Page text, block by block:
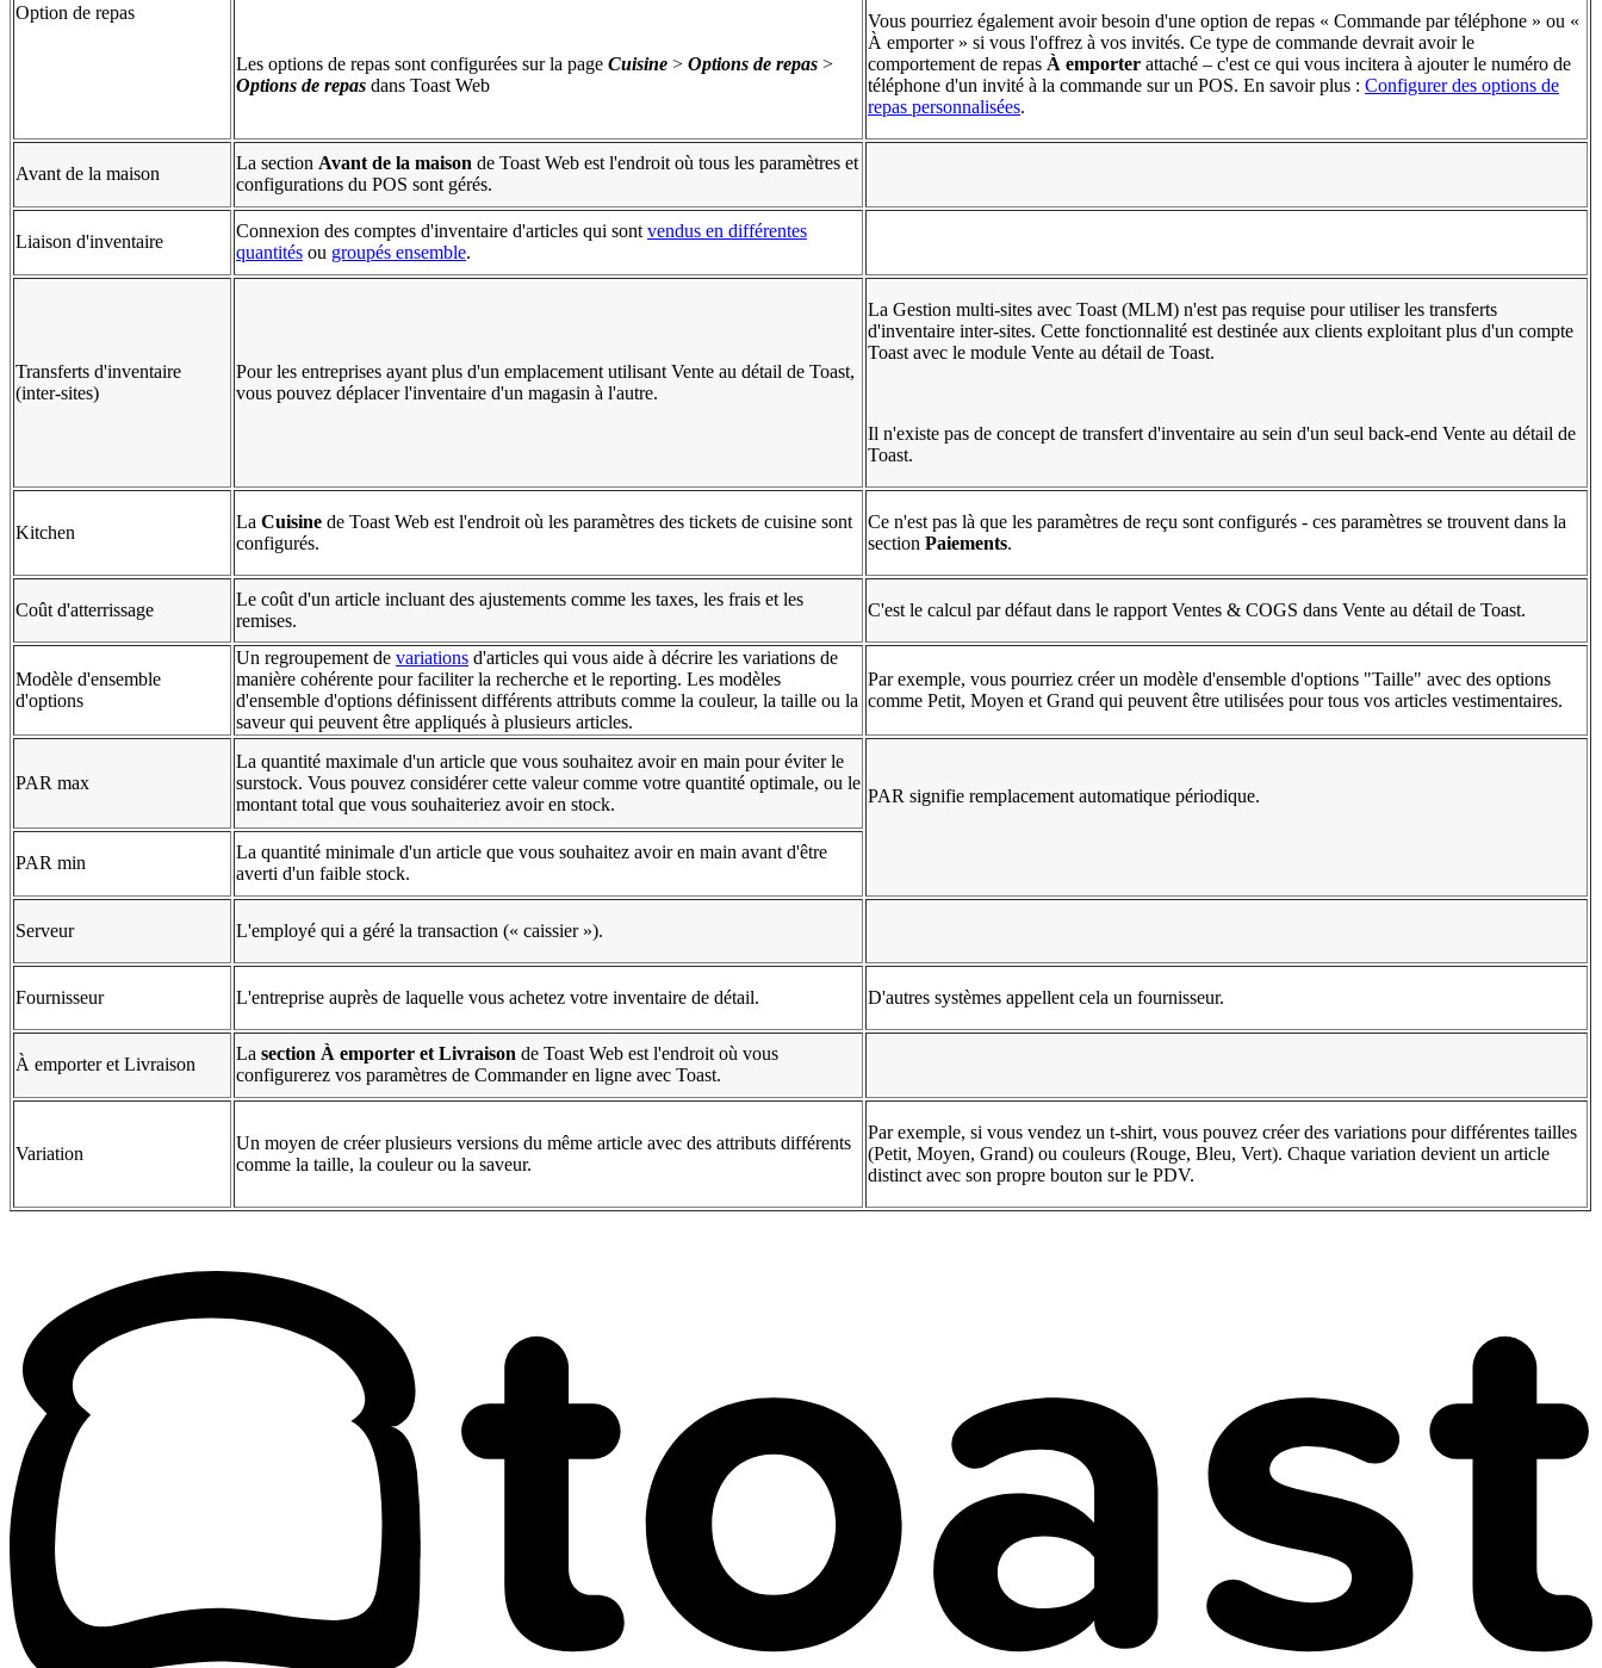
Option de repas
Les options de repas sont configurées sur la page Cuisine > Options de repas >
Options de repas dans Toast Web
Vous pourriez également avoir besoin d'une option de repas « Commande par téléphone » ou «
À emporter » si vous l'offrez à vos invités. Ce type de commande devrait avoir le
comportement de repas À emporter attaché – c'est ce qui vous incitera à ajouter le numéro de
téléphone d'un invité à la commande sur un POS. En savoir plus : Configurer des options de
repas personnalisées.
Avant de la maison
La section Avant de la maison de Toast Web est l'endroit où tous les paramètres et
configurations du POS sont gérés.
Liaison d'inventaire
Connexion des comptes d'inventaire d'articles qui sont vendus en différentes
quantités ou groupés ensemble.
Transferts d'inventaire
(inter-sites)
Pour les entreprises ayant plus d'un emplacement utilisant Vente au détail de Toast,
vous pouvez déplacer l'inventaire d'un magasin à l'autre.
La Gestion multi-sites avec Toast (MLM) n'est pas requise pour utiliser les transferts
d'inventaire inter-sites. Cette fonctionnalité est destinée aux clients exploitant plus d'un compte
Toast avec le module Vente au détail de Toast.
Il n'existe pas de concept de transfert d'inventaire au sein d'un seul back-end Vente au détail de
Toast.
Kitchen
La Cuisine de Toast Web est l'endroit où les paramètres des tickets de cuisine sont
configurés.
Ce n'est pas là que les paramètres de reçu sont configurés - ces paramètres se trouvent dans la
section Paiements.
Coût d'atterrissage
Le coût d'un article incluant des ajustements comme les taxes, les frais et les
remises.
C'est le calcul par défaut dans le rapport Ventes & COGS dans Vente au détail de Toast.
Modèle d'ensemble
d'options
Un regroupement de variations d'articles qui vous aide à décrire les variations de
manière cohérente pour faciliter la recherche et le reporting. Les modèles
d'ensemble d'options définissent différents attributs comme la couleur, la taille ou la
saveur qui peuvent être appliqués à plusieurs articles.
Par exemple, vous pourriez créer un modèle d'ensemble d'options "Taille" avec des options
comme Petit, Moyen et Grand qui peuvent être utilisées pour tous vos articles vestimentaires.
PAR max
La quantité maximale d'un article que vous souhaitez avoir en main pour éviter le
surstock. Vous pouvez considérer cette valeur comme votre quantité optimale, ou le
montant total que vous souhaiteriez avoir en stock.
PAR signifie remplacement automatique périodique.
PAR min
La quantité minimale d'un article que vous souhaitez avoir en main avant d'être
averti d'un faible stock.
Serveur L'employé qui a géré la transaction (« caissier »).
Fournisseur L'entreprise auprès de laquelle vous achetez votre inventaire de détail. D'autres systèmes appellent cela un fournisseur.
À emporter et Livraison
La section À emporter et Livraison de Toast Web est l'endroit où vous
configurerez vos paramètres de Commander en ligne avec Toast.
Variation
Un moyen de créer plusieurs versions du même article avec des attributs différents
comme la taille, la couleur ou la saveur.
Par exemple, si vous vendez un t-shirt, vous pouvez créer des variations pour différentes tailles
(Petit, Moyen, Grand) ou couleurs (Rouge, Bleu, Vert). Chaque variation devient un article
distinct avec son propre bouton sur le PDV.